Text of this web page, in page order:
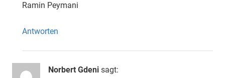
Ramin Peymani
Antworten
Norbert Gdeni sagt: